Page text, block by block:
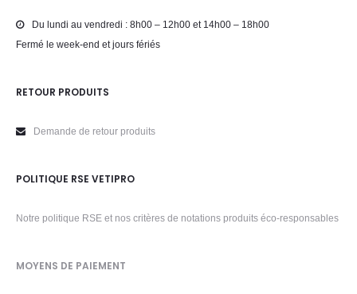
Du lundi au vendredi : 8h00 – 12h00 et 14h00 – 18h00
Fermé le week-end et jours fériés
RETOUR PRODUITS
Demande de retour produits
POLITIQUE RSE VETIPRO
Notre politique RSE et nos critères de notations produits éco-responsables
MOYENS DE PAIEMENT